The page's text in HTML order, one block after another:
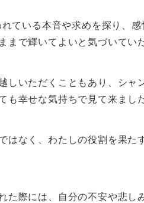
ている本音や求めを探り、
で輝いてよいと気づいてい
いただくこともあり、シ
幸せな気持ちで見て来ました
なく、わたしの役割を果
際には、自分の不安や悲し